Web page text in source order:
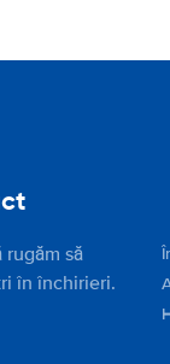
să
în închirieri.